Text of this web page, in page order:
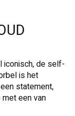
iconisch, de self-
is het
statement,
een van